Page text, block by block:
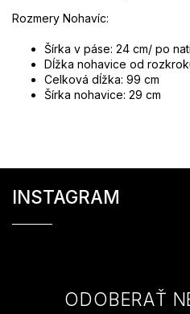
Rozmery Nohavíc:
Šírka v páse: 24 cm/ po
Dĺžka nohavice od
Celková dĺžka: 99 cm
Šírka nohavice: 29 cm
INSTAGRAM
ODOBERAŤ